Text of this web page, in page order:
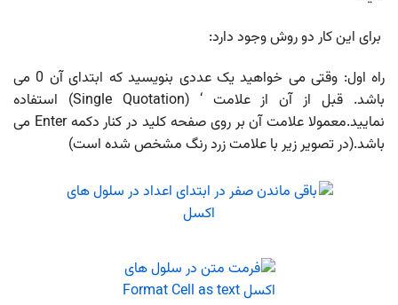
برای این کار دو روش وجود دارد:
راه اول: وقتی می خواهید یک عددی بنویسید که ابتدای آن 0 می
باشد. قبل از آن از علامت ‘ (Single Quotation) استفاده
نمایید.معمولا علامت آن بر روی صفحه کلید در کنار دکمه Enter می
باشد.(در تصویر زیر با علامت زرد رنگ مشخص شده است)